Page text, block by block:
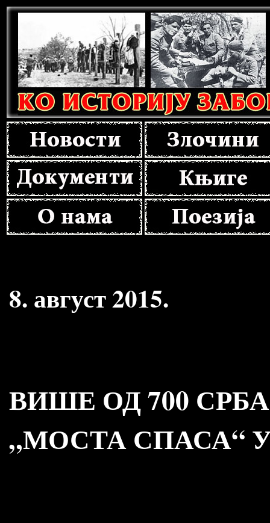
8. август 2015.
ВИШЕ ОД 700
„МОСТА СПАСА“